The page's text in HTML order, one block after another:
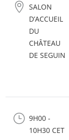
 SALON
D’ACCUEIL
DU
CHÂTEAU
DE SEGUIN
} 9H00 -
10H30 CET